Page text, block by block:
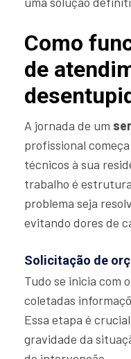
Como
de
A jornada de um
profissional
técnicos à sua
trabalho é
problema seja
evitando dores de
Solicitação de
Tudo se inicia com
coletadas
Essa etapa é
gravidade da